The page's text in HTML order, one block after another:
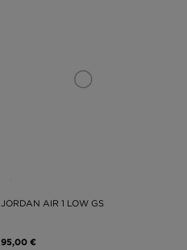
JORDAN AIR 1 LOW GS
95,00 €